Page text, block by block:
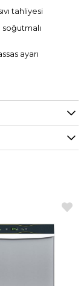
tahliyesi
soğutmalı
ayarı